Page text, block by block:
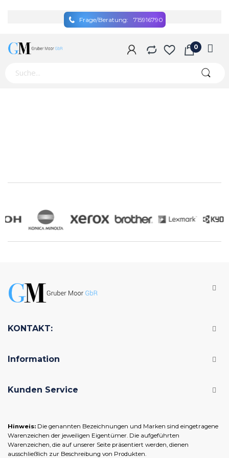
Frage/Beratung: 715916790
KONTAKT:
Information
Kunden Service
Hinweis: Die genannten Bezeichnungen und Marken sind eingetragene
Warenzeichen der jeweiligen Eigentümer. Die aufgeführten
Warenzeichen, die auf unserer Seite präsentiert werden, dienen
ausschließlich zur Beschreibung von Produkten.